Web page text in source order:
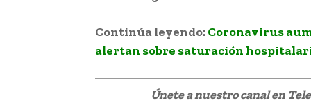
Continúa leyendo:Coronavirus
alertan sobre saturación
Únete a nuestro canal en